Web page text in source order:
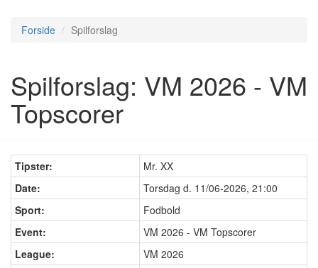
Forside Spilforslag
Spilforslag: VM 2026 - VM
Topscorer
Tipster:
Mr. XX
Date:
Torsdag d. 11/06-2026, 21:00
Sport:
Fodbold
Event:
VM 2026 - VM Topscorer
League:
VM 2026